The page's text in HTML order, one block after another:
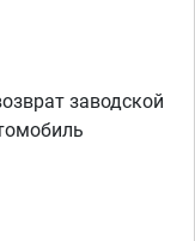
заводской